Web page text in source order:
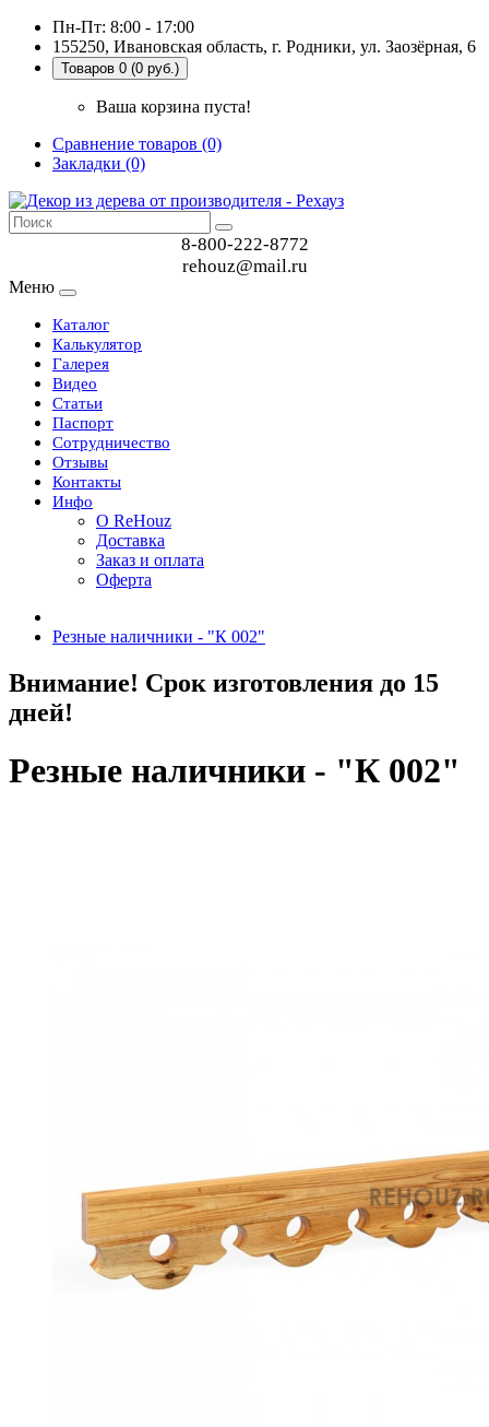
Пн-Пт: 8:00 - 17:00
155250, Ивановская область, г. Родники, ул. Заозёрная, 6
Товаров 0 (0 руб.)
Ваша корзина пуста!
Сравнение товаров (0)
Закладки (0)
8-800-222-8772
rehouz@mail.ru
Меню
Каталог
Калькулятор
Галерея
Видео
Статьи
Паспорт
Сотрудничество
Отзывы
Контакты
Инфо
О ReHouz
Доставка
Заказ и оплата
Оферта
Резные наличники - "К 002"
Внимание! Срок изготовления до 15
дней!
Резные наличники - "К 002"